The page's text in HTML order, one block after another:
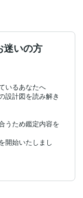
迷いの方
いるあなたへ
設計図を読み解き
うため鑑定内容を
開始いたしまし
ても同じパターン